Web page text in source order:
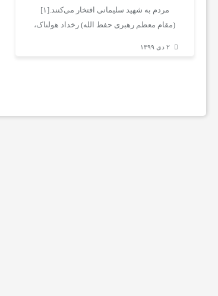
ها
مردم به شهید سلیمانی افتخار می‌کنند.[۱]
(مقام معظم رهبری حفظ الله) رخداد هولناک،
۲ دی ۱۳۹۹